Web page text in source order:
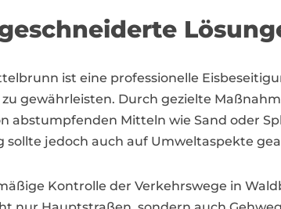
ist eine professionelle
zu gewährleisten. Durch gezielte
abstumpfenden Mitteln wie Sand oder
sollte jedoch auch auf Umweltaspekte
Kontrolle der Verkehrswege in